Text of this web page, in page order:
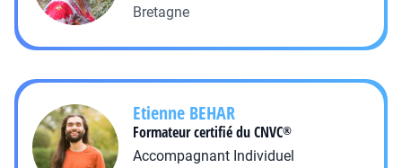
Bretagne
Etienne BEHAR
Formateur certifié du CNVC®
Accompagnant Individuel